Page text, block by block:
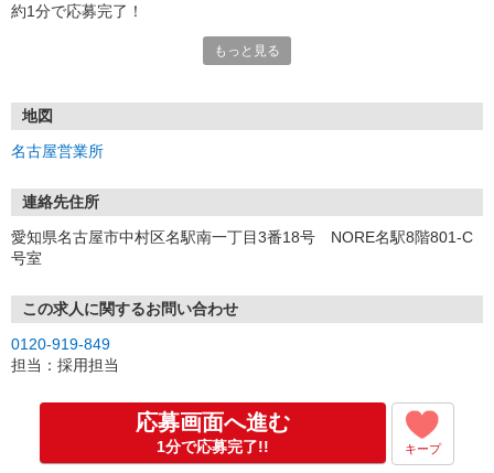
約1分で応募完了！
①応募から3営業日を目安に、メールorお電話でご連絡します。
★スマホでWEB面接（LINEなど）・出張面接・事務所面接と選べま
す
③面接実施（履歴書不要）
④勤務開始（スタート日は応相談）
お気軽にご応募ください♪
もっと見る
地図
名古屋営業所
連絡先住所
愛知県名古屋市中村区名駅南一丁目3番18号 NORE名駅8階801-C
号室
この求人に関するお問い合わせ
0120-919-849
担当：採用担当
応募画面へ進む
1分で応募完了!! キープ